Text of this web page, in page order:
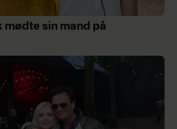
mødte sin mand på